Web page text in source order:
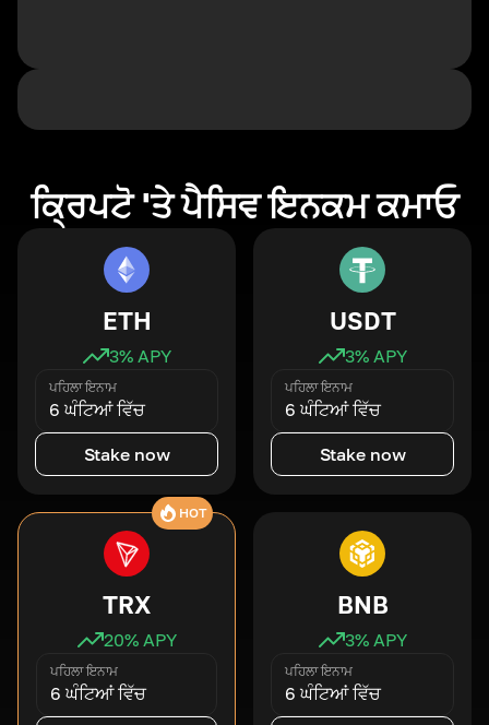
ਕ੍ਰਿਪਟੋ 'ਤੇ ਪੈਸਿਵ ਇਨਕਮ ਕਮਾਓ
ETH
3% APY
ਪਹਿਲਾ ਇਨਾਮ
6 ਘੰਟਿਆਂ ਵਿੱਚ
Stake now
USDT
3% APY
ਪਹਿਲਾ ਇਨਾਮ
6 ਘੰਟਿਆਂ ਵਿੱਚ
Stake now
HOT
TRX
20% APY
ਪਹਿਲਾ ਇਨਾਮ
6 ਘੰਟਿਆਂ ਵਿੱਚ
BNB
3% APY
ਪਹਿਲਾ ਇਨਾਮ
6 ਘੰਟਿਆਂ ਵਿੱਚ